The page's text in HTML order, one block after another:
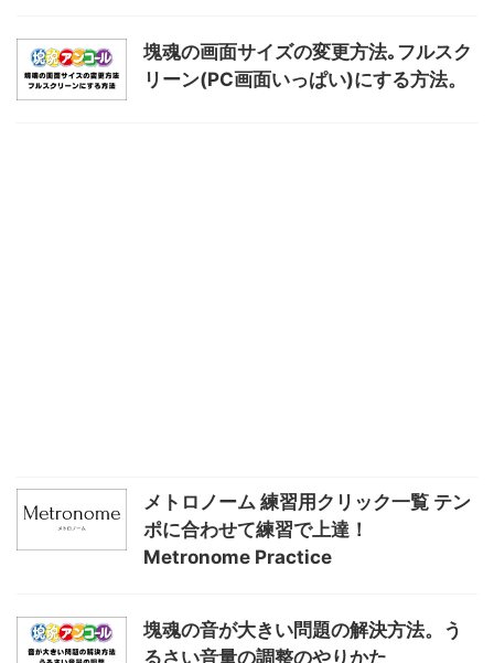
塊魂の画面サイズの変更方法｡フルスク
リーン(PC画面いっぱい)にする方法。
メトロノーム 練習用クリック一覧 テン
ポに合わせて練習で上達！
Metronome Practice
塊魂の音が大きい問題の解決方法。う
るさい音量の調整のやりかた